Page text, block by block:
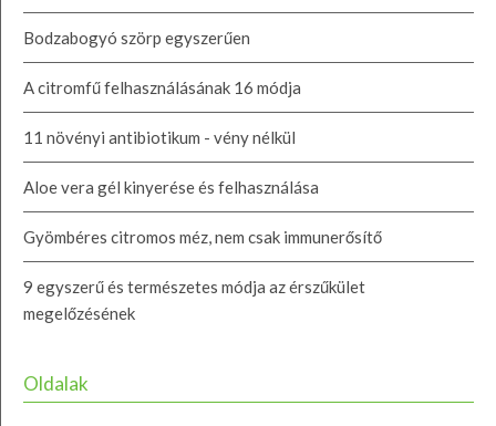
Bodzabogyó szörp egyszerűen
A citromfű felhasználásának 16 módja
11 növényi antibiotikum - vény nélkül
Aloe vera gél kinyerése és felhasználása
Gyömbéres citromos méz, nem csak immunerősítő
9 egyszerű és természetes módja az érszűkület
megelőzésének
Oldalak